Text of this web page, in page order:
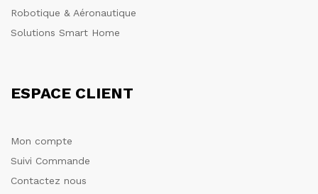
Robotique & Aéronautique
Solutions Smart Home
ESPACE CLIENT
Mon compte
Suivi Commande
Contactez nous